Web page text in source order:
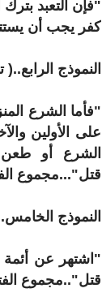
"فإن التعبد
كفر يجب أن
النموذج
"فأما الشرع
على الأولين
الشرع أو طعن
قتل"...مجموع
النموذج
"اشتهر عن أئمة
قتل"..مجموع